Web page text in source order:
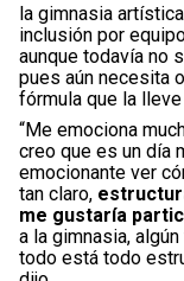
la gimnasia
inclusión por
aunque todavía no
pues aún necesita
fórmula que la lleve
“Me emociona
creo que es un día
emocionante ver
tan claro,
me gustaría
a la gimnasia,
todo está todo